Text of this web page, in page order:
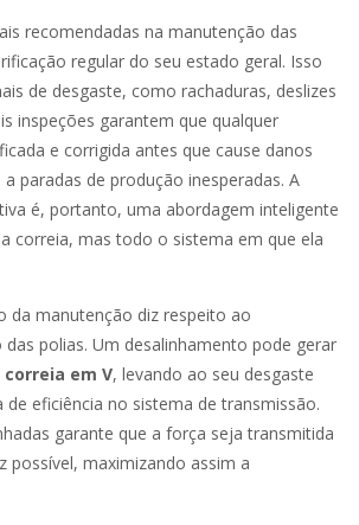
recomendadas na manutenção das
regular do seu estado geral. Isso
de desgaste, como rachaduras, deslizes
inspeções garantem que qualquer
e corrigida antes que cause danos
paradas de produção inesperadas. A
é, portanto, uma abordagem inteligente
correia, mas todo o sistema em que ela
da manutenção diz respeito ao
polias. Um desalinhamento pode gerar
correia em V, levando ao seu desgaste
eficiência no sistema de transmissão.
garante que a força seja transmitida
possível, maximizando assim a